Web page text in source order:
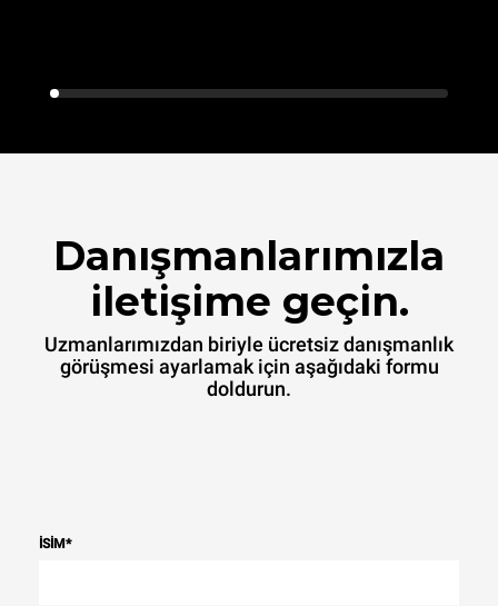
Danışmanlarımızla
iletişime geçin.
Uzmanlarımızdan biriyle ücretsiz danışmanlık
görüşmesi ayarlamak için aşağıdaki formu
doldurun.
İSIM*